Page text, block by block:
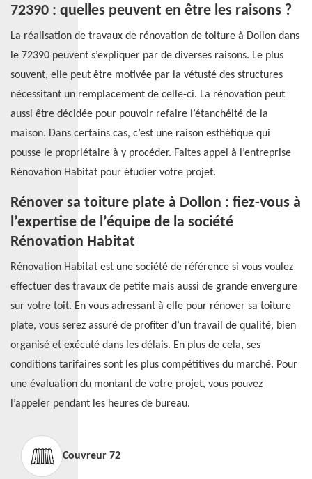
72390 : quelles peuvent en être les raisons ?
La réalisation de travaux de rénovation de toiture à Dollon dans
le 72390 peuvent s’expliquer par de diverses raisons. Le plus
souvent, elle peut être motivée par la vétusté des structures
nécessitant un remplacement de celle-ci. La rénovation peut
aussi être décidée pour pouvoir refaire l’étanchéité de la
maison. Dans certains cas, c’est une raison esthétique qui
pousse le propriétaire à y procéder. Faites appel à l’entreprise
Rénovation Habitat pour étudier votre projet.
Rénover sa toiture plate à Dollon : fiez-vous à
l’expertise de l’équipe de la société
Rénovation Habitat
Rénovation Habitat est une société de référence si vous voulez
effectuer des travaux de petite mais aussi de grande envergure
sur votre toit. En vous adressant à elle pour rénover sa toiture
plate, vous serez assuré de profiter d’un travail de qualité, bien
organisé et exécuté dans les délais. En plus de cela, ses
conditions tarifaires sont les plus compétitives du marché. Pour
une évaluation du montant de votre projet, vous pouvez
l’appeler pendant les heures de bureau.
Couvreur 72